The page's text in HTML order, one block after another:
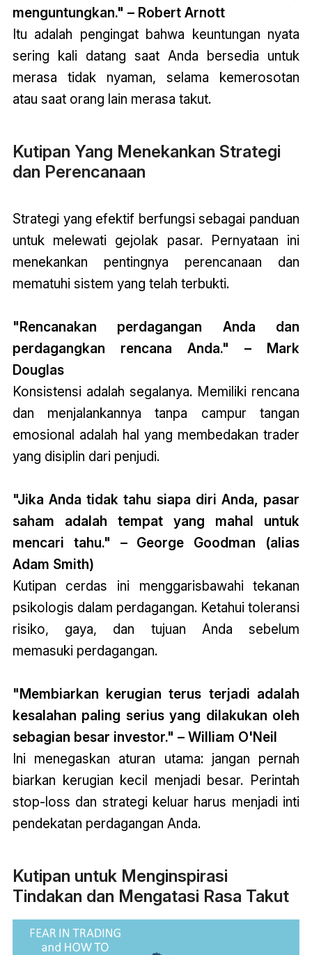
menguntungkan." – Robert Arnott
Itu adalah pengingat bahwa keuntungan nyata
sering kali datang saat Anda bersedia untuk
merasa tidak nyaman, selama kemerosotan
atau saat orang lain merasa takut.
Kutipan Yang Menekankan Strategi
dan Perencanaan
Strategi yang efektif berfungsi sebagai panduan
untuk melewati gejolak pasar. Pernyataan ini
menekankan pentingnya perencanaan dan
mematuhi sistem yang telah terbukti.
"Rencanakan perdagangan Anda dan
perdagangkan rencana Anda." – Mark
Douglas
Konsistensi adalah segalanya. Memiliki rencana
dan menjalankannya tanpa campur tangan
emosional adalah hal yang membedakan trader
yang disiplin dari penjudi.
"Jika Anda tidak tahu siapa diri Anda, pasar
saham adalah tempat yang mahal untuk
mencari tahu." – George Goodman (alias
Adam Smith)
Kutipan cerdas ini menggarisbawahi tekanan
psikologis dalam perdagangan. Ketahui toleransi
risiko, gaya, dan tujuan Anda sebelum
memasuki perdagangan.
"Membiarkan kerugian terus terjadi adalah
kesalahan paling serius yang dilakukan oleh
sebagian besar investor." – William O'Neil
Ini menegaskan aturan utama: jangan pernah
biarkan kerugian kecil menjadi besar. Perintah
stop-loss dan strategi keluar harus menjadi inti
pendekatan perdagangan Anda.
Kutipan untuk Menginspirasi
Tindakan dan Mengatasi Rasa Takut